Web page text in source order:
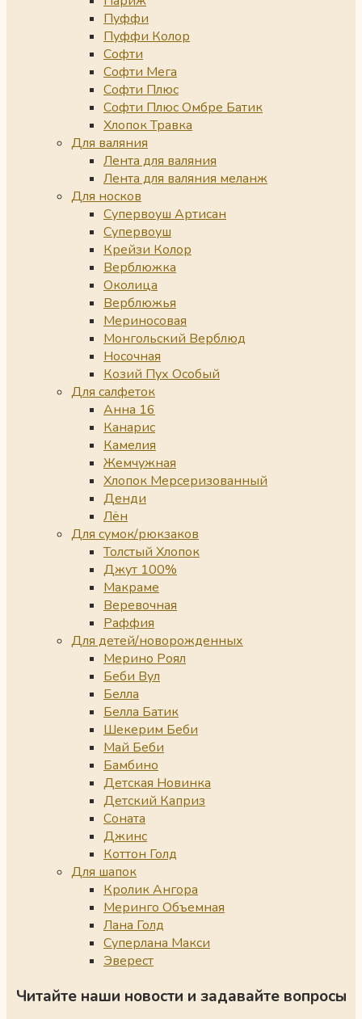
Пуффи
Пуффи Колор
Софти
Софти Мега
Софти Плюс
Софти Плюс Омбре Батик
Хлопок Травка
Для валяния
Лента для валяния
Лента для валяния меланж
Для носков
Супервоуш Артисан
Супервоуш
Крейзи Колор
Верблюжка
Околица
Верблюжья
Мериносовая
Монгольский Верблюд
Носочная
Козий Пух Особый
Для салфеток
Анна 16
Канарис
Камелия
Жемчужная
Хлопок Мерсеризованный
Денди
Лён
Для сумок/рюкзаков
Толстый Хлопок
Джут 100%
Макраме
Веревочная
Раффия
Для детей/новорожденных
Мерино Роял
Беби Вул
Белла
Белла Батик
Шекерим Беби
Май Беби
Бамбино
Детская Новинка
Детский Каприз
Соната
Джинс
Коттон Голд
Для шапок
Кролик Ангора
Меринго Объемная
Лана Голд
Суперлана Макси
Эверест
Читайте наши новости и задавайте вопросы